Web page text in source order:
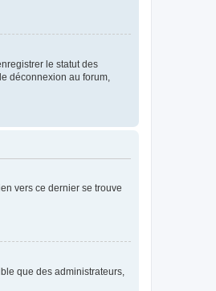
le statut des
déconnexion au forum,
vers ce dernier se trouve
que des administrateurs,